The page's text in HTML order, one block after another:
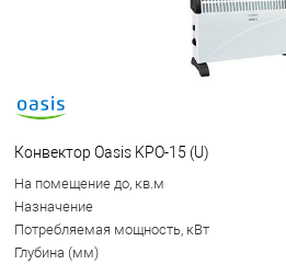
Конвектор Oasis KPO-15 (U)
На помещение до, кв.м
Назначение
Потребляемая мощность, кВт
Глубина (мм)